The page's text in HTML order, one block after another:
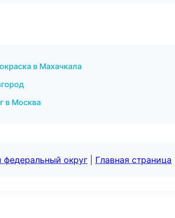
в Махачкала
в Москва
федеральный округ Главная страница